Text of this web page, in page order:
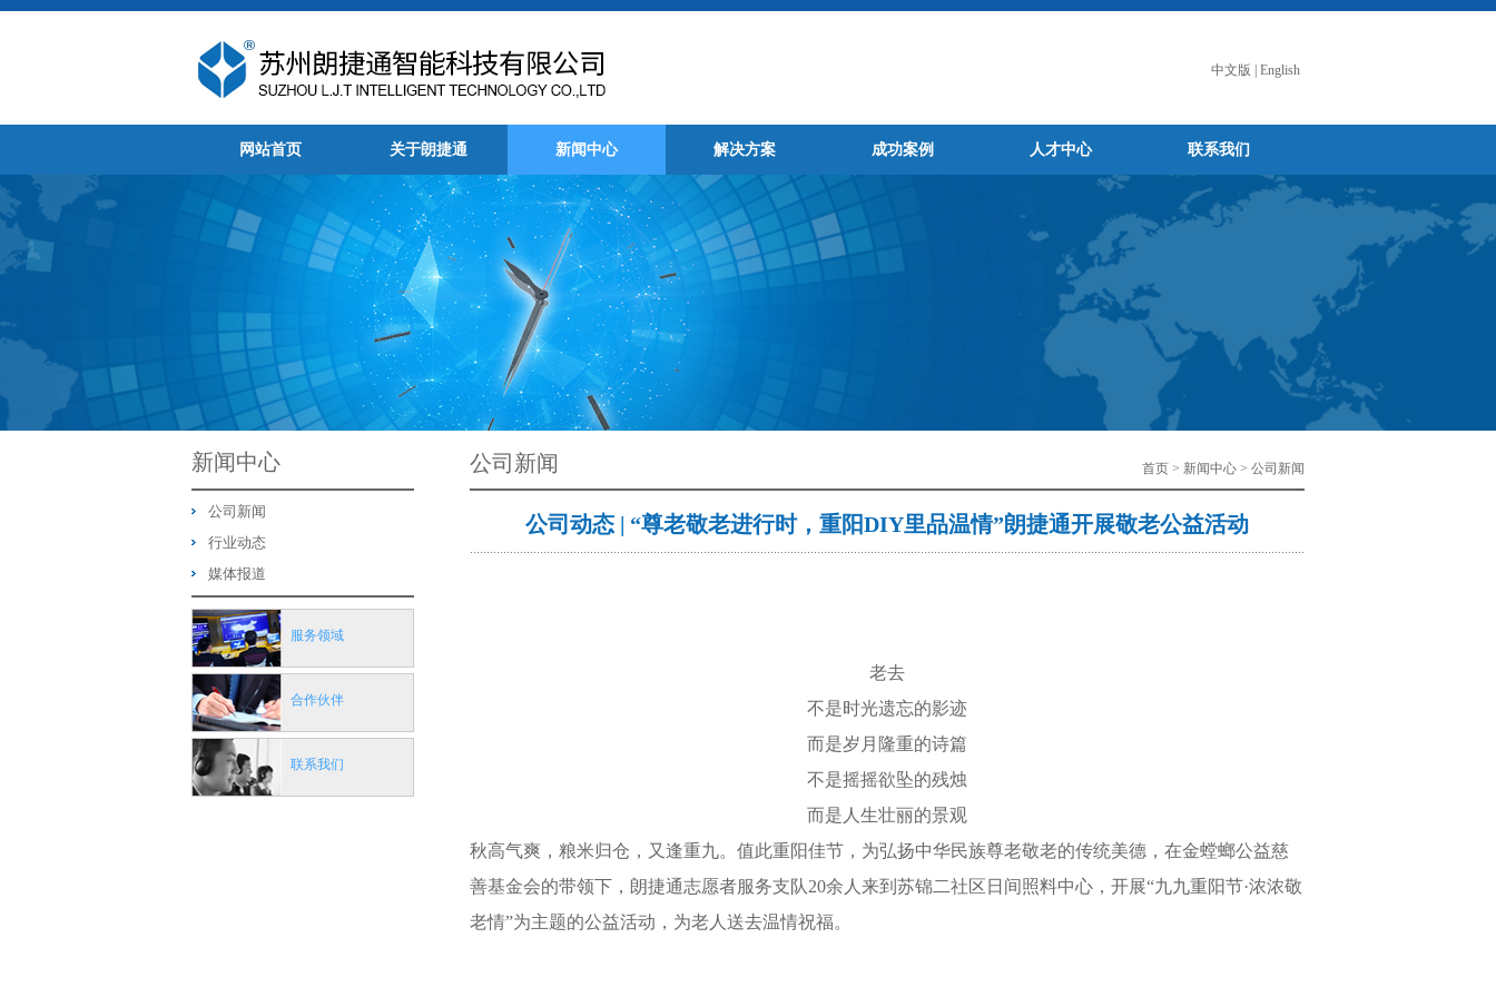
中文版 English
网站首页 关于朗捷通 新闻中心 解决方案 成功案例 人才中心 联系我们
新闻中心
公司新闻
行业动态
媒体报道
服务领域
合作伙伴
联系我们
公司新闻 首页 > 新闻中心 > 公司新闻
公司动态 | “尊老敬老进行时，重阳DIY里品温情”朗捷通开展敬老公益活动
老去
不是时光遗忘的影迹
而是岁月隆重的诗篇
不是摇摇欲坠的残烛
而是人生壮丽的景观
秋高气爽，粮米归仓，又逢重九。值此重阳佳节，为弘扬中华民族尊老敬老的传统美德，在金螳螂公益慈
善基金会的带领下，朗捷通志愿者服务支队20余人来到苏锦二社区日间照料中心，开展“九九重阳节·浓浓敬
老情”为主题的公益活动，为老人送去温情祝福。